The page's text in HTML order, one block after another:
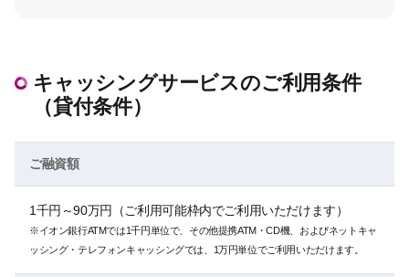
キャッシングサービスのご利用条件
（貸付条件）
ご融資額
1千円～90万円（ご利用可能枠内でご利用いただけます）
※イオン銀行ATMでは1千円単位で、その他提携ATM・CD機、およびネットキャ
ッシング・テレフォンキャッシングでは、1万円単位でご利用いただけます。